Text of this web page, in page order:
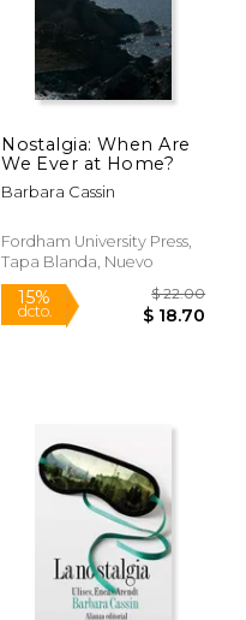
50%
Nostalgia: When Are
We Ever at Home?
Barbara Cassin
Fordham University Press,
Tapa Blanda, Nuevo